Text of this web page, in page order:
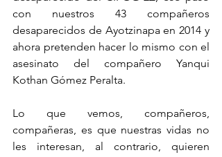
con nuestros 43 compañeros
desaparecidos de Ayotzinapa en 2014 y
ahora pretenden hacer lo mismo con el
asesinato del compañero Yanqui
Kothan Gómez Peralta.
Lo que vemos, compañeros,
compañeras, es que nuestras vidas no
les interesan, al contrario, quieren